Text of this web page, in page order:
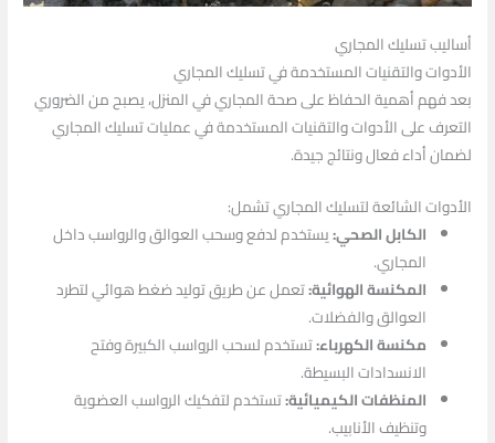
أساليب تسليك المجاري
الأدوات والتقنيات المستخدمة في تسليك المجاري
بعد فهم أهمية الحفاظ على صحة المجاري في المنزل، يصبح من الضروري
التعرف على الأدوات والتقنيات المستخدمة في عمليات تسليك المجاري
لضمان أداء فعال ونتائج جيدة.
الأدوات الشائعة لتسليك المجاري تشمل:
الكابل الصحي:يستخدم لدفع وسحب العوالق والرواسب داخل
المجاري.
المكنسة الهوائية:تعمل عن طريق توليد ضغط هوائي لتطرد
العوالق والفضلات.
مكنسة الكهرباء:تستخدم لسحب الرواسب الكبيرة وفتح
الانسدادات البسيطة.
المنظفات الكيميائية:تستخدم لتفكيك الرواسب العضوية
وتنظيف الأنابيب.